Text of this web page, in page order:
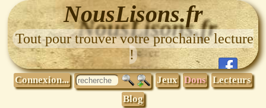
NousLisons.fr
Tout pour trouver votre prochaine lecture
!
Connexion... Jeux Dons Lecteurs
Blog